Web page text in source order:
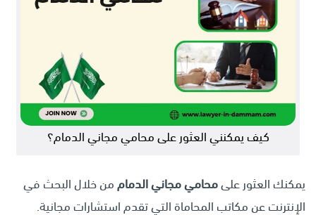
كيف يمكنني العثور على محامي مجاني الدمام؟
يمكنك العثور علىمحاميمجانيالدماممن خلال البحث في
الإنترنت عن مكاتب المحاماة التي تقدم استشارات مجانية.